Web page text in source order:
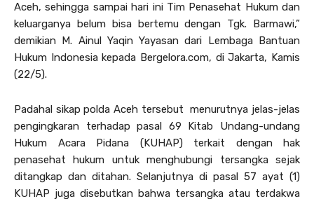
Aceh, sehingga sampai hari ini Tim Penasehat Hukum dan
keluarganya belum bisa bertemu dengan Tgk. Barmawi,”
demikian M. Ainul Yaqin Yayasan dari Lembaga Bantuan
Hukum Indonesia kepada Bergelora.com, di Jakarta, Kamis
(22/5).
Padahal sikap polda Aceh tersebut menurutnya jelas-jelas
pengingkaran terhadap pasal 69 Kitab Undang-undang
Hukum Acara Pidana (KUHAP) terkait dengan hak
penasehat hukum untuk menghubungi tersangka sejak
ditangkap dan ditahan. Selanjutnya di pasal 57 ayat (1)
KUHAP juga disebutkan bahwa tersangka atau terdakwa